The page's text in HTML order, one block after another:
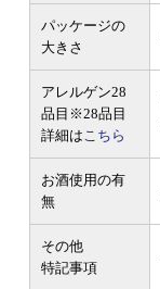
パッケージの
大きさ
アレルゲン28
品目 ※28品目
詳細はこちら
お酒使用の有
無
その他
特記事項